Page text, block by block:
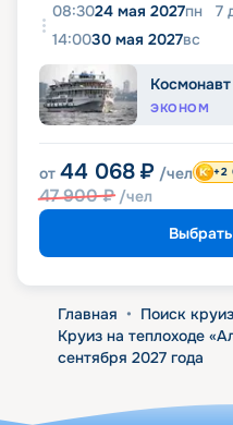
08:3024 мая 2027пн 7
14:0030 мая 2027вс
ЭКОНОМ
от 44 068 ₽ /чел
47 900₽ /чел
+2
Главная • Поиск
Круиз на теплоходе
сентября 2027 года